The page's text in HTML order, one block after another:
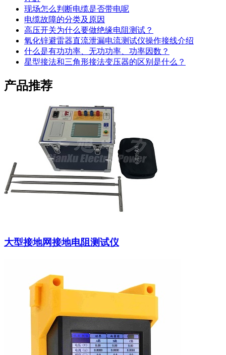
现场怎么判断电缆是否带电呢
电缆故障的分类及原因
高压开关为什么要做绝缘电阻测试？
氧化锌避雷器直流泄漏电流测试仪操作接线介绍
什么是有功功率、无功功率、功率因数？
星型接法和三角形接法变压器的区别是什么？
产品推荐
大型接地网接地电阻测试仪